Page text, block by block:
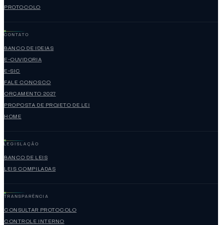
PROTOCOLO
CONTATO
BANCO DE IDEIAS
E-OUVIDORIA
E-SIC
FALE CONOSCO
ORÇAMENTO 2027
PROPOSTA DE PROJETO DE LEI
HOME
LEGISLAÇÃO
BANCO DE LEIS
LEIS COMPILADAS
TRANSPARÊNCIA
CONSULTAR PROTOCOLO
CONTROLE INTERNO